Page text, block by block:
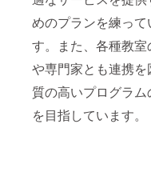
めのプランを練って
す。また、各種教室
や専門家とも連携を
質の高いプログラ
を目指しています。